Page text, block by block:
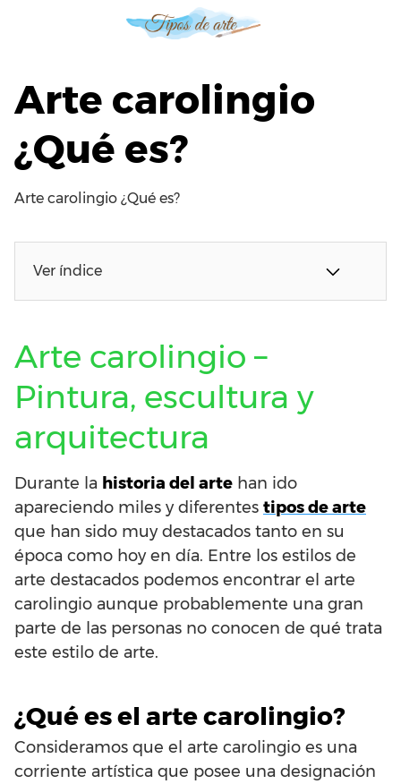
Arte carolingio
¿Qué es?
Arte carolingio ¿Qué es?
Ver índice
Arte carolingio –
Pintura, escultura y
arquitectura
Durante la historia del arte han ido
apareciendo miles y diferentes tipos de arte
que han sido muy destacados tanto en su
época como hoy en día. Entre los estilos de
arte destacados podemos encontrar el arte
carolingio aunque probablemente una gran
parte de las personas no conocen de qué trata
este estilo de arte.
¿Qué es el arte carolingio?
Consideramos que el arte carolingio es una
corriente artística que posee una designación